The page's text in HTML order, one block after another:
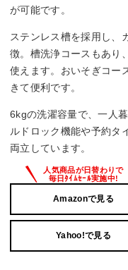
ー
幅x高さx奥行き
1225x775x238 mm
が可能です。
ステンレス槽を採用し、
徴。槽洗浄コースもあり
使えます。おいそぎコー
きて便利です。
6kgの洗濯容量で、一人
ルドロック機能や予約タ
両立しています。
Amazonで見る
Yahoo!で見る